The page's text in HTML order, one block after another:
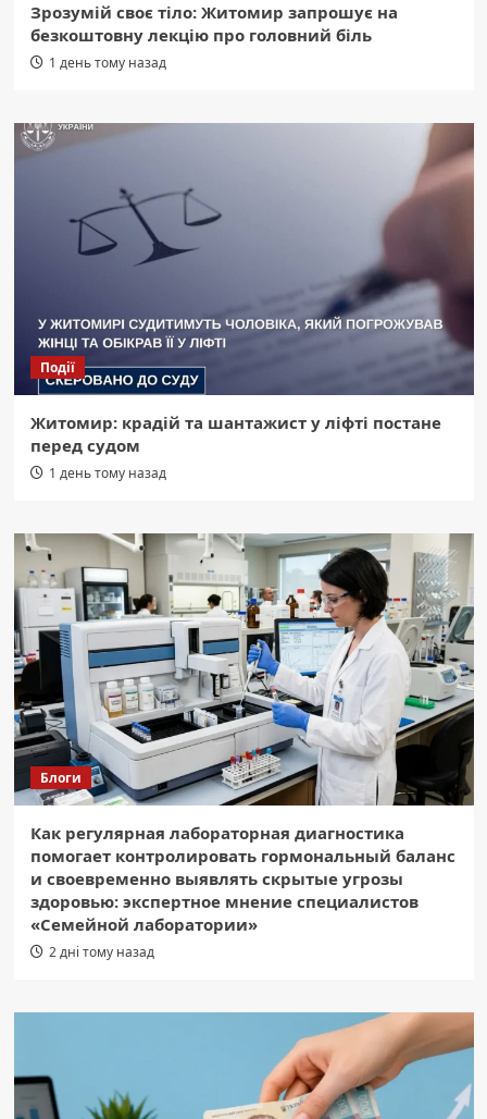
Зрозумій своє тіло: Житомир запрошує на
безкоштовну лекцію про головний біль
1 день тому назад
Події
Житомир: крадій та шантажист у ліфті постане
перед судом
1 день тому назад
Блоги
Как регулярная лабораторная диагностика
помогает контролировать гормональный баланс
и своевременно выявлять скрытые угрозы
здоровью: экспертное мнение специалистов
«Семейной лаборатории»
2 дні тому назад